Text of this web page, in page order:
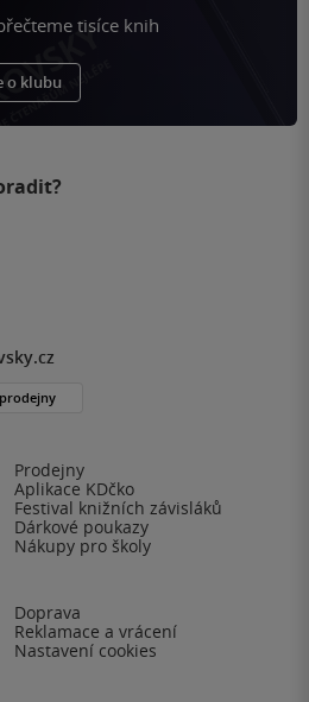
tisíce knih
o klubu
Prodejny
Aplikace KDčko
Festival knižních závisláků
Dárkové poukazy
Nákupy pro školy
Doprava
Reklamace a vrácení
Nastavení cookies